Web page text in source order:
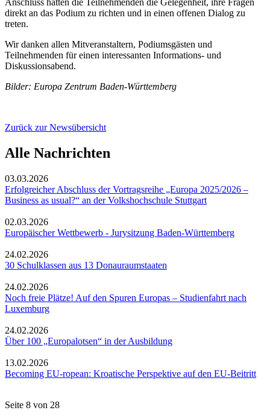
direkt an das Podium zu richten und in einen offenen Dialog zu
treten.
Wir danken allen Mitveranstaltern, Podiumsgästen und
Teilnehmenden für einen interessanten Informations- und
Diskussionsabend.
Bilder: Europa Zentrum Baden-Württemberg
Zurück zur Newsübersicht
Alle Nachrichten
03.03.2026
Erfolgreicher Abschluss der Vortragsreihe „Europa 2025/2026 –
Business as usual?“ an der Volkshochschule Stuttgart
02.03.2026
Europäischer Wettbewerb - Jurysitzung Baden-Württemberg
24.02.2026
30 Schulklassen aus 13 Donauraumstaaten
24.02.2026
Noch freie Plätze! Auf den Spuren Europas – Studienfahrt nach
Luxemburg
24.02.2026
Über 100 „Europalotsen“ in der Ausbildung
13.02.2026
Becoming EU-ropean: Kroatische Perspektive auf den EU-Beitritt
Seite 8 von 28